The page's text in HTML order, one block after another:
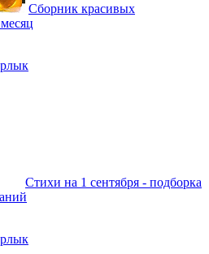
Сборник красивых
Стихи на 1 сентября - подборка